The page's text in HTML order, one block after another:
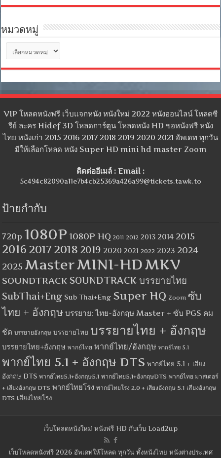
หมวดหมู่
หมู่
VIP โหลดหนังฟรี เว็บแจกหนัง หนังใหม่ 2022 หนังออนไลน์ โหลดซี
รีย์ ละคร Hidef 3D โหลดการ์ตูน โหลดหนัง HD ขอหนังฟรี หนัง
ไทย หนังเก่า 2015 2016 2017 2018 2019 2020 2021 อัพเดท ทุกวัน
มีให้เลือกโหลด หนัง Super HD mini hd master Zoom
ติดต่ออีเมล์ : Email :
5c494c82090a11e7b4cb25369a426a99@tickets.tawk.to
ป้ายกำกับ
720p 1080P 1080P HQ 2011 2012 2013 2014 2015
2016 2017 2018 2019 2020 2021 2022 2023 2024
2025 MasterMINI-HDMKV
SOUNDTRACK SOUNDTRACK บรรยายไทย
SubThai+Eng Sub Thai+Eng Super HQ Zoom ซับ
ไทย + อังกฤษ บรรยาย: ไทย-อังกฤษ Master + ซับ PGS คม
ชัด บรรยายอังกฤษ บรรยายไทย บรรยายไทย + อังกฤษ
บรรยายไทย+อังกฤษ พากย์ไทย พากย์ไทย/อังกฤษ พากย์ไทย 5.1
พากย์ไทย 5.1 + อังกฤษ DTS พากย์ไทย 5.1 + เสียง
อังกฤษ DTS พากย์ไทย5.1+อังกฤษ5.1 พากย์ไทย5.1+อังกฤษDTS พากย์ไทย มาสเตอร์
+ เสียงอังกฤษ DTS พากย์ไทยโรง พากย์ไทยโรง 2.0 + เสียงอังกฤษ 5.1 เสียงอังกฤษ
DTS เสียงไทยโรง
เว็บโหลดหนังใหม่ หนังฟรี HD กับเว็บ Load2up
เว็บโหลดหนังฟรี 2026 อัพเดทให้โหลด ทุกวัน ทั้งหนังไทย หนังต่างประเทศ